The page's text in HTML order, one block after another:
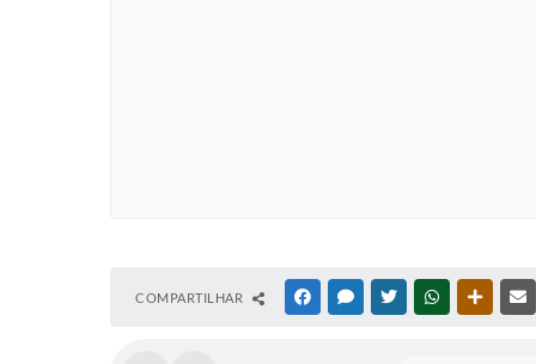
COMPARTILHAR FACEBOOKMESSENGER
TWITTERWHATSAPP